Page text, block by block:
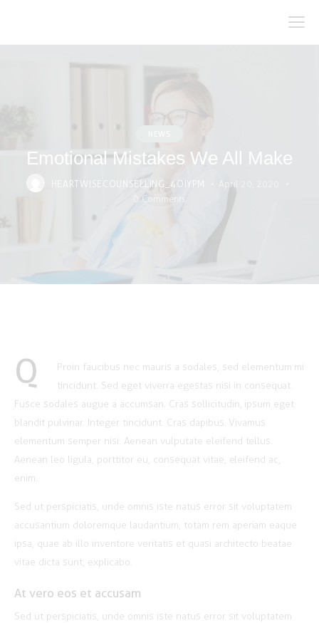
Emotional Mistakes We All Make
HEARTWISECOUNSELLING_4OIYPM
April 20, 2020
0 Comments
Q
Proin faucibus nec mauris a sodales, sed elementum mi
tincidunt. Sed eget viverra egestas nisi in consequat.
Fusce sodales augue a accumsan. Cras sollicitudin, ipsum eget
blandit pulvinar. Integer tincidunt. Cras dapibus. Vivamus
elementum semper nisi. Aenean vulputate eleifend tellus.
Aenean leo ligula, porttitor eu, consequat vitae, eleifend ac,
enim.
Sed ut perspiciatis, unde omnis iste natus error sit voluptatem
accusantium doloremque laudantium, totam rem aperiam eaque
ipsa, quae ab illo inventore veritatis et quasi architecto beatae
vitae dicta sunt, explicabo.
At vero eos et accusam
Sed ut perspiciatis, unde omnis iste natus error sit voluptatem